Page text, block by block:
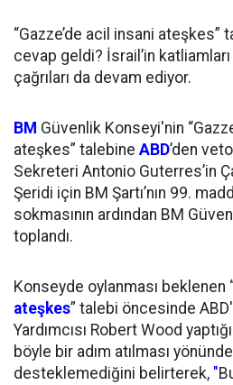
“Gazze’de acil insani ateşkes”
cevap geldi? İsrail’in
çağrıları da devam ediyor.
BM Güvenlik Konseyi'nin
ateşkes” talebine ABD’den
Sekreteri Antonio Guterres’in
Şeridi için BM Şartı’nın 99.
sokmasının ardından BM
toplandı.
Konseyde oylanması beklenen
ateşkes” talebi öncesinde
Yardımcısı Robert Wood
böyle bir adım atılması
desteklemediğini belirterek, "